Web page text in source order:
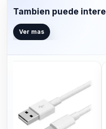
Tambien puede
Ver mas